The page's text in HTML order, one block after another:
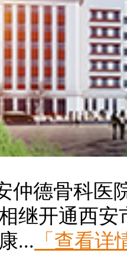
仲德骨科医
继开通西
... 「查看详